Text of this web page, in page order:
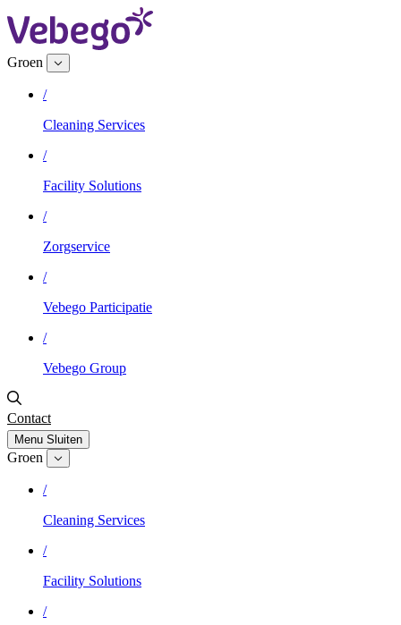
Groen
/
Cleaning Services
/
Facility Solutions
/
Zorgservice
/
Vebego Participatie
/
Vebego Group
Contact
Menu Sluiten
Groen
/
Cleaning Services
/
Facility Solutions
/